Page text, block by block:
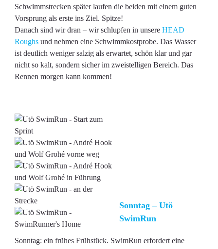
Schwimmstrecken später laufen die beiden mit einem guten
Vorsprung als erste ins Ziel. Spitze!
Danach sind wir dran – wir schlupfen in unsere HEAD
Roughs und nehmen eine Schwimmkostprobe. Das Wasser
ist deutlich weniger salzig als erwartet, schön klar und gar
nicht so kalt, sondern sicher im zweistelligen Bereich. Das
Rennen morgen kann kommen!
Sonntag – Utö
SwimRun
Sonntag: ein frühes Frühstück. SwimRun erfordert eine